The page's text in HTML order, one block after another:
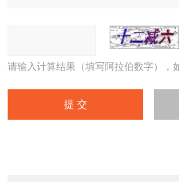
请输入计算结果（填写阿拉伯数字），